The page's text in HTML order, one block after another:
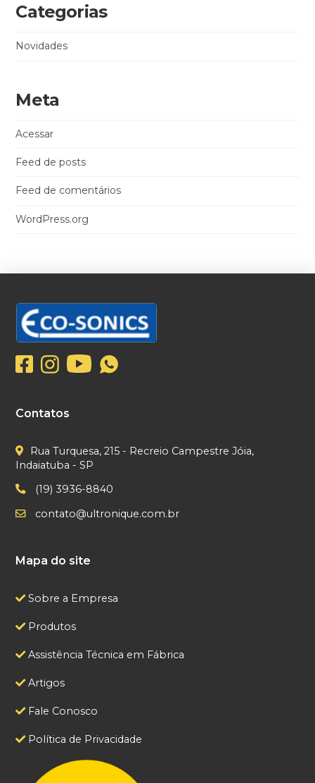
Categorias
Novidades
Meta
Acessar
Feed de posts
Feed de comentários
WordPress.org
Contatos
Rua Turquesa, 215 - Recreio Campestre Jóia,
Indaiatuba - SP
(19) 3936-8840
contato@ultronique.com.br
Mapa do site
Sobre a Empresa
Produtos
Assistência Técnica em Fábrica
Artigos
Fale Conosco
Política de Privacidade